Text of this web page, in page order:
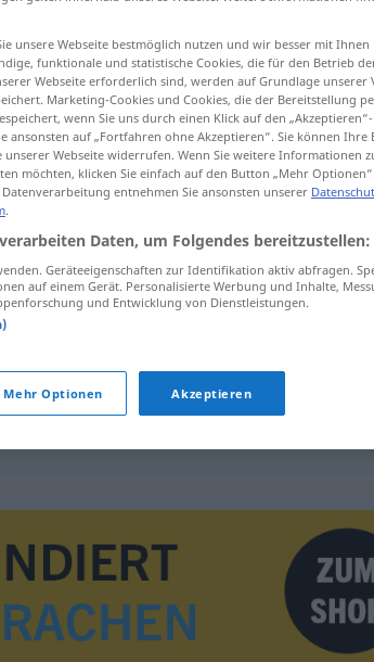
Bruchbude
,Baracke Schuppen (ugs.)
unsere Webseite bestmöglich nutzen und wir besser mit Ihnen
funktionale und statistische Cookies, die für den Betrieb
Webseite erforderlich sind, werden auf Grundlage unserer
Marketing-Cookies und Cookies, die der Bereitstellung
wenn Sie uns durch einen Klick auf den
ansonsten auf „Fortfahren ohne Akzeptieren“. Sie können
Webseite widerrufen. Wenn Sie weitere Informationen
möchten, klicken Sie einfach auf den Button „Mehr
entnehmen Sie ansonsten unserer
.
Daten, um Folgendes bereitzustellen:
Geräteeigenschaften zur Identifikation aktiv abfragen.
auf einem Gerät. Personalisierte Werbung und Inhalte,
und Entwicklung von Dienstleistungen.
Mehr Optionen Akzeptieren